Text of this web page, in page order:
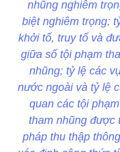
nhũng nghiêm
biệt nghiêm trọng;
khởi tố, truy tố và
giữa số tội phạm
nhũng; tỷ lệ các
nước ngoài và tỷ lệ
quan các tội
tham nhũng được
pháp thu thập